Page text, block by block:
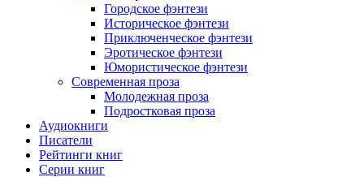
Городское фэнтези
Историческое фэнтези
Приключенческое фэнтези
Эротическое фэнтези
Юмористическое фэнтези
Современная проза
Молодежная проза
Подростковая проза
Аудиокниги
Писатели
Рейтинги книг
Серии книг